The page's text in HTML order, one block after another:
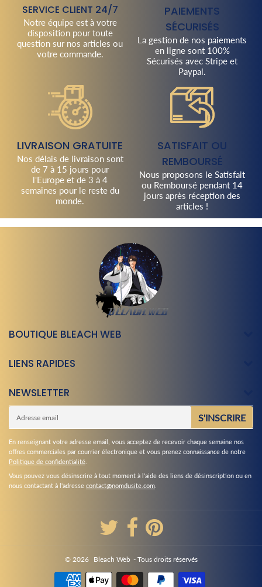
SERVICE CLIENT 24/7
Notre équipe est à votre
disposition pour toute
question sur nos articles ou
votre commande.
PAIEMENTS
SÉCURISÉS
La gestion de nos paiements
en ligne sont 100%
Sécurisés avec Stripe et
Paypal.
LIVRAISON GRATUITE
Nos délais de livraison sont
de 7 à 15 jours pour
l'Europe et de 3 à 4
semaines pour le reste du
monde.
SATISFAIT OU
REMBOURSÉ
Nous proposons le Satisfait
ou Remboursé pendant 14
jours après réception des
articles !
BOUTIQUE BLEACH WEB
LIENS RAPIDES
NEWSLETTER
mail
S'INSCRIRE
En renseignant votre adresse email, vous acceptez de recevoir chaque semaine nos
offres commerciales par courrier électronique et vous prenez connaissance de notre
Politique de confidentialité
Vous pouvez vous désinscrire à tout moment à l'aide des liens de désinscription ou en
nous contactant à l'adresse contact@nomdusite.com
© 2026 Bleach Web - Tous droits réservés